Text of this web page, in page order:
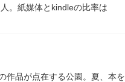
。紙媒体とkindleの比率は
作品が点在する公園。夏、本を